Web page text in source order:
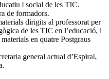
i social de les TIC.
de formadors.
dirigits al professorat per
de les TIC en l’educació, i
en quatre Postgraus
general actual d’Espiral,